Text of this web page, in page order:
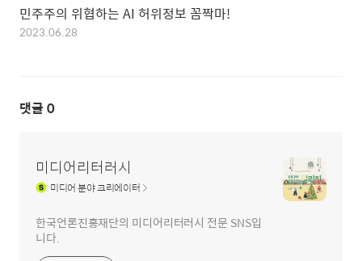
민주주의 위협하는 AI 허위정보 꼼짝마!
2023.06.28
댓글 0
미디어리터러시
미디어분야 크리에이터
한국언론진흥재단의 미디어리터러시 전문 SNS입
니다.